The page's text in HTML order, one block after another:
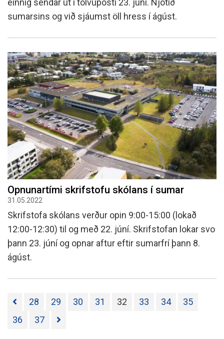
einnig sendar út í tölvupósti 23. júní. Njótið
sumarsins og við sjáumst öll hress í ágúst.
Opnunartími skrifstofu skólans í sumar
31.05.2022
Skrifstofa skólans verður opin 9:00-15:00 (lokað
12:00-12:30) til og með 22. júní. Skrifstofan lokar svo
þann 23. júní og opnar aftur eftir sumarfrí þann 8.
ágúst.
28 29 30 31 32 33 34
35
36
37